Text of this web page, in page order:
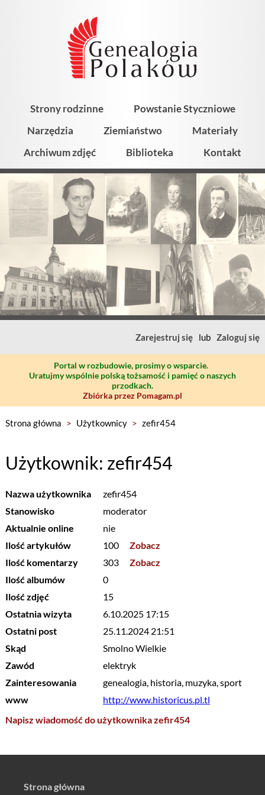
Strony rodzinne
Powstanie Styczniowe
Narzędzia
Ziemiaństwo
Materiały
Archiwum zdjęć
Biblioteka Kontakt
Zarejestruj się lub Zaloguj się
Portal w rozbudowie, prosimy o wsparcie.
Uratujmy wspólnie polską tożsamość i pamięć o naszych
przodkach.
Zbiórka przez Pomagam.pl
Strona główna > Użytkownicy > zefir454
Użytkownik: zefir454
Nazwa użytkownika
zefir454
Stanowisko
moderator
Aktualnie online
nie
Ilość artykułów
100
Zobacz
Ilość komentarzy
303
Zobacz
Ilość albumów
0
Ilość zdjęć
15
Ostatnia wizyta
6.10.2025 17:15
Ostatni post
25.11.2024 21:51
Skąd
Smolno Wielkie
Zawód
elektryk
Zainteresowania
genealogia, historia, muzyka, sport
www
http://www.historicus.pl.tl
Napisz wiadomość do użytkownika zefir454
Strona główna